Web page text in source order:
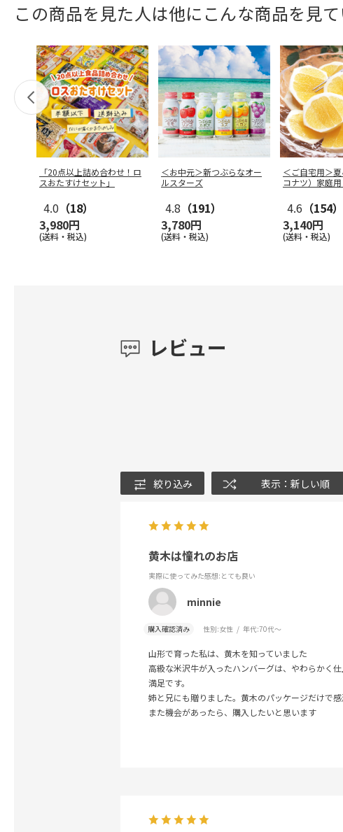
この商品を見た人は他にこんな商品を見て
「20点以上詰め合わせ！ロ
スおたすけセット」
4.0 （18）
3,980円
(送料・税込)
＜お中元＞新つぶらなオー
ルスターズ
4.8 （191）
3,780円
(送料・税込)
＜ご自宅用＞
コナツ）家庭
4.6 （154）
3,140円
(送料・税込)
レビュー
絞り込み 表示：新しい順
黄木は憧れのお店
実際に使ってみた感想:とても良い
minnie
購入確認済み 性別:女性 年代:70代～
山形で育った私は、黄木を知っていました
高級な米沢牛が入ったハンバーグは、やわらかく仕
満足です。
姉と兄にも贈りました。黄木のパッケージだけで
また機会があったら、購入したいと思います